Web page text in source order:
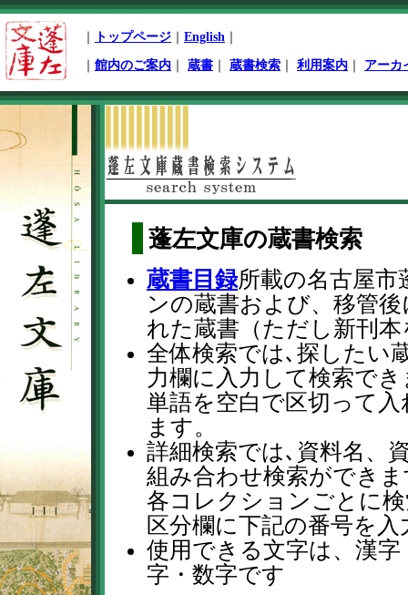
ペ
ー
ジ
先
頭
トップページ English
館内のご案内 蔵書 蔵書検索 利用案内 アーカ
開
始
蓬左文庫の蔵書検索
蔵書目録所載の名古屋市
ンの蔵書および、移管
れた蔵書（ただし新刊
全体検索では､探したい
力欄に入力して検索でき
単語を空白で区切って
ます。
詳細検索では､資料名、
組み合わせ検索ができ
各コレクションごとに
区分欄に下記の番号を
使用できる文字は、漢
字・数字です